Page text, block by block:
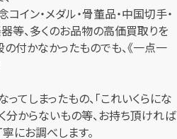
イン・メダル・骨董品・中国切手・
等、多くのお品物の高価買取りを
付かなかったものでも、《一点一
てしまったもの、「これいくらにな
分からないもの等、お持ち頂ければ
にお調べします。